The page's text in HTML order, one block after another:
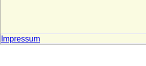
Impressum